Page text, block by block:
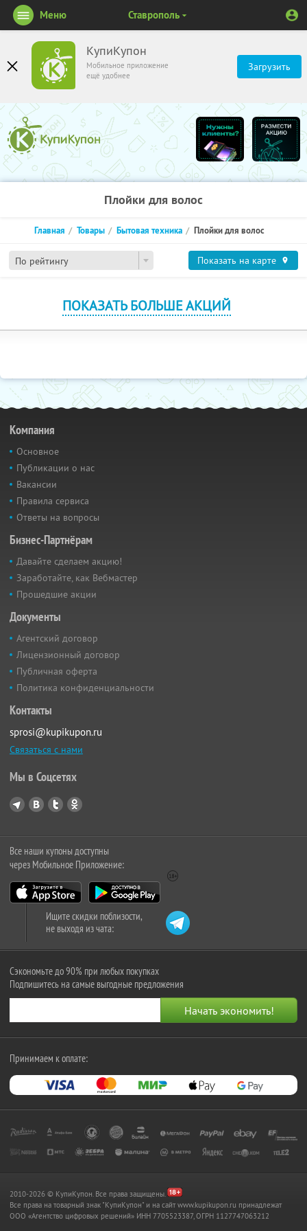
КупиКупон
Мобильное приложение
ещё удобнее
Загрузить
Меню Ставрополь
Плойки для волос
По рейтингу
Главная Товары Бытовая техника Плойки для волос
Показать на карте
ПОКАЗАТЬ БОЛЬШЕ АКЦИЙ
Компания
Основное
Публикации о нас
Вакансии
Правила сервиса
Ответы на вопросы
Бизнес-Партнёрам
Давайте сделаем акцию!
Заработайте, как Вебмастер
Прошедшие акции
Документы
Агентский договор
Лицензионный договор
Публичная оферта
Политика конфиденциальности
Контакты
sprosi@kupikupon.ru
Связаться с нами
Мы в Соцсетях
Все наши купоны доступны
через Мобильное Приложение:
Ищите скидки поблизости,
не выходя из чата:
Сэкономьте до 90% при любых покупках
Подпишитесь на самые выгодные предложения
Принимаем к оплате:
2010-2026 © КупиКупон. Все права защищены.
Все права на товарный знак "КупиКупон" и на сайт www.kupikupon.ru принадлежат
OOO «Агентство цифровых решений» ИНН 7705523387, ОГРН 1127747063212